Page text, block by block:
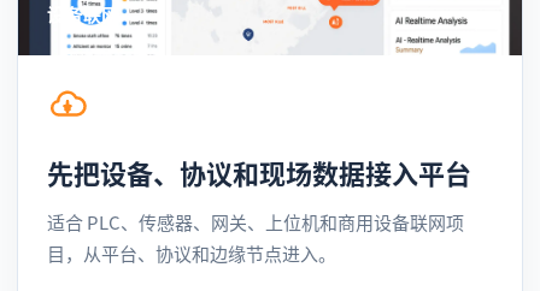
设备联网
先把设备、协议和现场数据接入平台
适合 PLC、传感器、网关、上位机和商用设备联网项
目，从平台、协议和边缘节点进入。